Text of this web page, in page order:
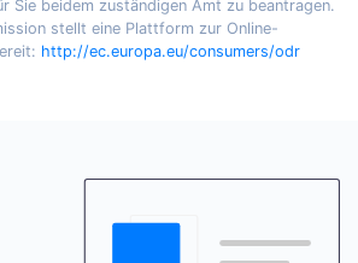
Sie beidem zuständigen Amt zu beantragen.
stellt eine Plattform zur Online-
http://ec.europa.eu/consumers/odr